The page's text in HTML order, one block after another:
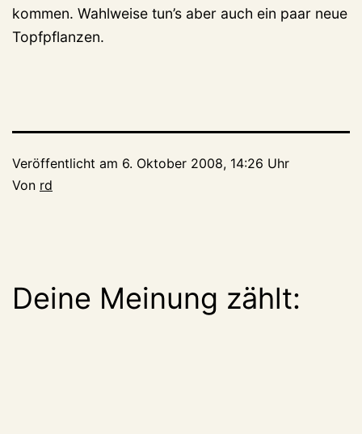
kommen. Wahlweise tun’s aber auch ein paar neue
Topfpflanzen.
Veröffentlicht am 6. Oktober 2008, 14:26 Uhr
Von rd
Deine Meinung zählt: